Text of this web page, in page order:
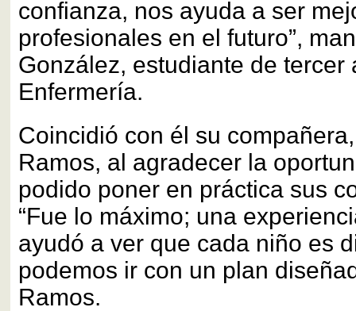
confianza, nos ayuda a ser
profesionales en el futuro”,
González, estudiante de tercer
Enfermería.
Coincidió con él su
Ramos, al agradecer la
podido poner en práctica sus
“Fue lo máximo; una
ayudó a ver que cada niño es
podemos ir con un plan
Ramos.